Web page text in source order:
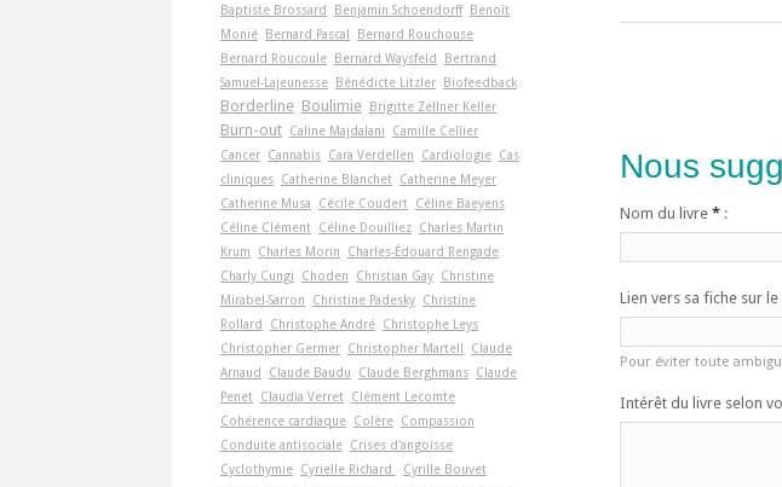
Nous
Nom du livre * :
Lien vers sa fiche sur
Pour éviter toute
Intérêt du livre selon
Baptiste Brossard
Benjamin Schoendorff Benoît
Monié Bernard Pascal
Bernard Rouchouse
Bernard Roucoule Bernard Waysfeld
Bertrand
Samuel-Lajeunesse Bénédicte Litzler Biofeedback
Borderline Boulimie Brigitte Zellner Keller
Burn-out Caline Majdalani
Camille Cellier
Cancer Cannabis Cara Verdellen Cardiologie Cas
cliniques Catherine Blanchet Catherine Meyer
Catherine Musa
Cécile Coudert Céline Baeyens
Céline Clément Céline Douilliez Charles Martin
Krum
Charles Morin
Charles-Édouard Rengade
Charly Cungi
Choden Christian Gay Christine
Mirabel-Sarron
Christine Padesky Christine
Rollard
Christophe André Christophe Leys
Christopher Germer Christopher Martell
Claude
Arnaud
Claude Baudu Claude Berghmans Claude
Penet Claudia Verret Clément Lecomte
Cohérence cardiaque Colère Compassion
Conduite antisociale Crises d'angoisse
Cyclothymie Cyrielle Richard
Cyrille Bouvet